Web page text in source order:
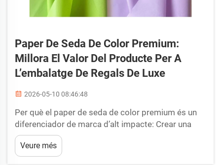
Paper De Seda De Color Premium:
Millora El Valor Del Producte Per A
L’embalatge De Regals De Luxe
2026-05-10 08:46:48
Per què el paper de seda de color premium és un
diferenciador de marca d’alt impacte: Crear una
experiència inoblidable de desempaquetatge de
luxe mitjançant colors tàctils i narrativa sensorial.
El paper de seda de color premium transforma les
Veure més